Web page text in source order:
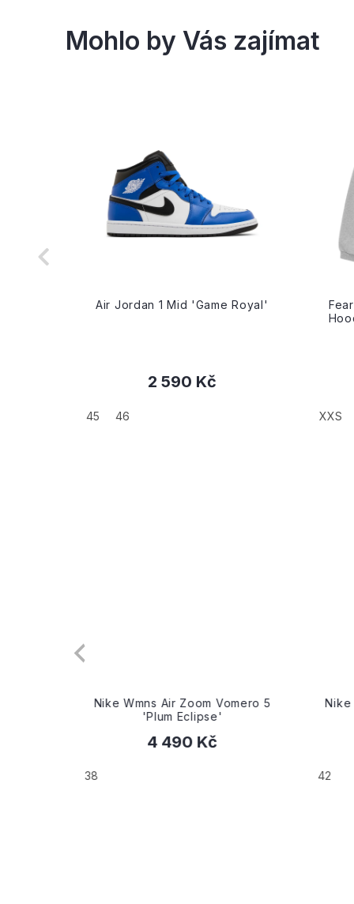
Air Jordan 1 Mid 'Game Royal'
2 590 Kč
45 46 XXS
Nike Wmns Air Zoom Vomero 5
'Plum Eclipse'
4 490 Kč
38
Nike
42